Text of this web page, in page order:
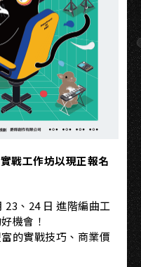
戰工作坊以現正報名
23、24 日 進階編曲工
機會！
的實戰技巧、商業價